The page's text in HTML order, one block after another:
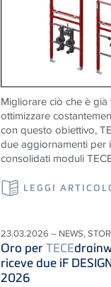
Migliorare ciò che è già
ottimizzare
con questo obiettivo,
due aggiornamenti per
consolidati moduli
LEGGI
23.03.2026 – NEWS,
Oro perTECE
riceve due iF
2026